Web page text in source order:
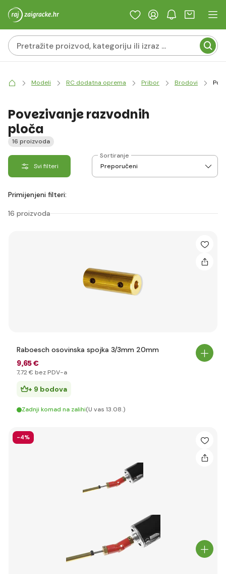
Modeli RC dodatna oprema Pribor Brodovi
Povezivanje razvodnih
ploča
16 proizvoda
Svi filteri
Sortiranje
Primijenjeni filteri:
16 proizvoda
Raboesch osovinska spojka 3/3mm 20mm
9,65 €
7,72 € bez PDV-a
+ 9 bodova
Zadnji komad na zalihi(U vas 13.08.)
-4%